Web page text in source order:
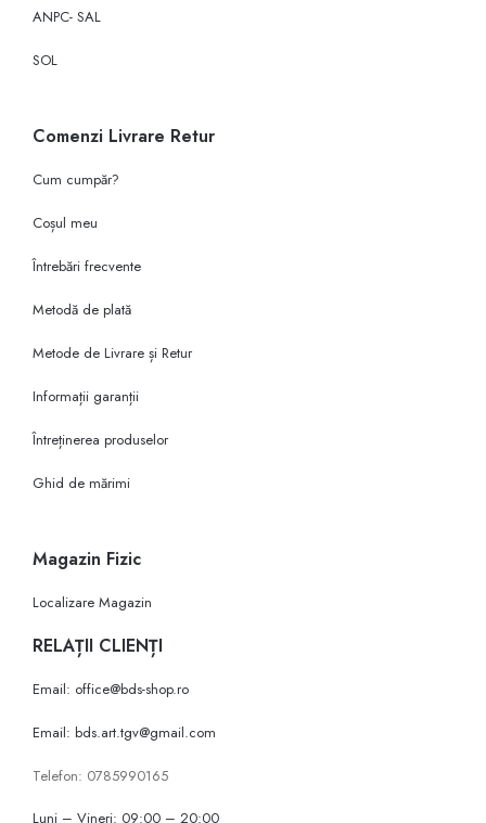
ANPC- SAL
SOL
Comenzi Livrare Retur
Cum cumpăr?
Coșul meu
Întrebări frecvente
Metodă de plată
Metode de Livrare și Retur
Informații garanții
Întreținerea produselor
Ghid de mărimi
Magazin Fizic
Localizare Magazin
RELAȚII CLIENȚI
Email: office@bds-shop.ro
Email: bds.art.tgv@gmail.com
Telefon: 0785990165
Luni – Vineri: 09:00 – 20:00